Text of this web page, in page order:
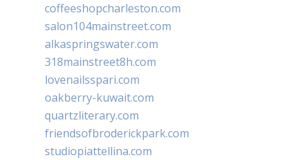
coffeeshopcharleston.com
salon104mainstreet.com
alkaspringswater.com
318mainstreet8h.com
lovenailsspari.com
oakberry-kuwait.com
quartzliterary.com
friendsofbroderickpark.com
studiopiattellina.com